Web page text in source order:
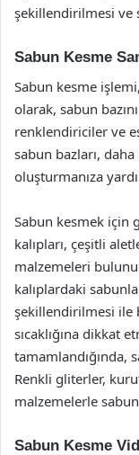
şekillendirilmesi ve
Sabun Kesme
Sabun kesme
olarak, sabun
renklendiriciler ve
sabun bazları,
oluşturmanıza
Sabun kesmek için
kalıpları, çeşitli
malzemeleri
kalıplardaki
şekillendirilmesi ile
sıcaklığına dikkat
tamamlandığında,
Renkli gliterler,
malzemelerle
Sabun Kesme